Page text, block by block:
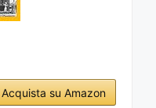
Acquista su Amazon